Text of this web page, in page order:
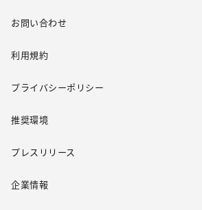
お問い合わせ
利用規約
プライバシーポリシー
推奨環境
プレスリリース
企業情報